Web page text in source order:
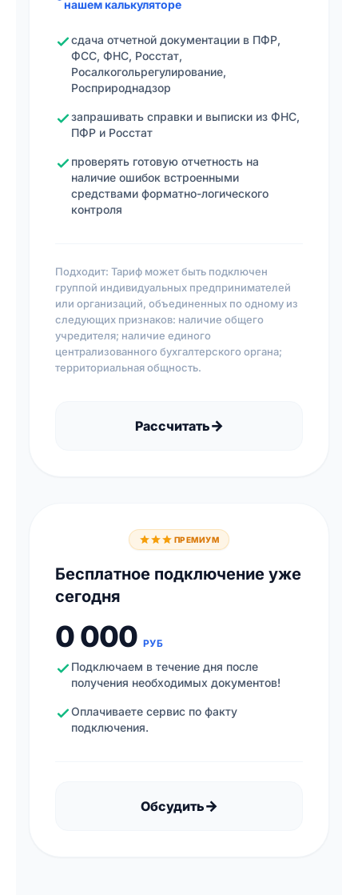
нашем калькуляторе
сдача отчетной документации в ПФР,
ФСС, ФНС, Росстат,
Росалкогольрегулирование,
Росприроднадзор
запрашивать справки и выписки из ФНС,
ПФР и Росстат
проверять готовую отчетность на
наличие ошибок встроенными
средствами форматно-логического
контроля
Подходит: Тариф может быть подключен
группой индивидуальных предпринимателей
или организаций, объединенных по одному из
следующих признаков: наличие общего
учредителя; наличие единого
централизованного бухгалтерского органа;
территориальная общность.
Рассчитать→
ПРЕМИУМ
Бесплатное подключение уже
сегодня
0 000 РУБ
Подключаем в течение дня после
получения необходимых документов!
Оплачиваете сервис по факту
подключения.
Обсудить→